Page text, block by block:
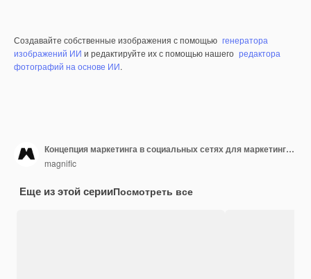
Создавайте собственные изображения с помощью генератора
изображений ИИ и редактируйте их с помощью нашего редактора
фотографий на основе ИИ.
Концепция маркетинга в социальных сетях для маркетинга с помощью приложений
magnific
Еще из этой серииПосмотреть все